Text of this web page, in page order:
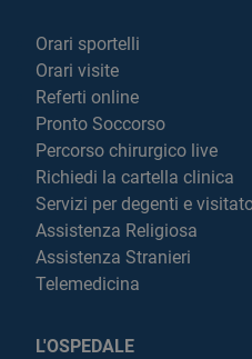
Orari sportelli
Orari visite
Referti online
Pronto Soccorso
Percorso chirurgico live
Richiedi la cartella clinica
Servizi per degenti e
Assistenza Religiosa
Assistenza Stranieri
Telemedicina
L'OSPEDALE